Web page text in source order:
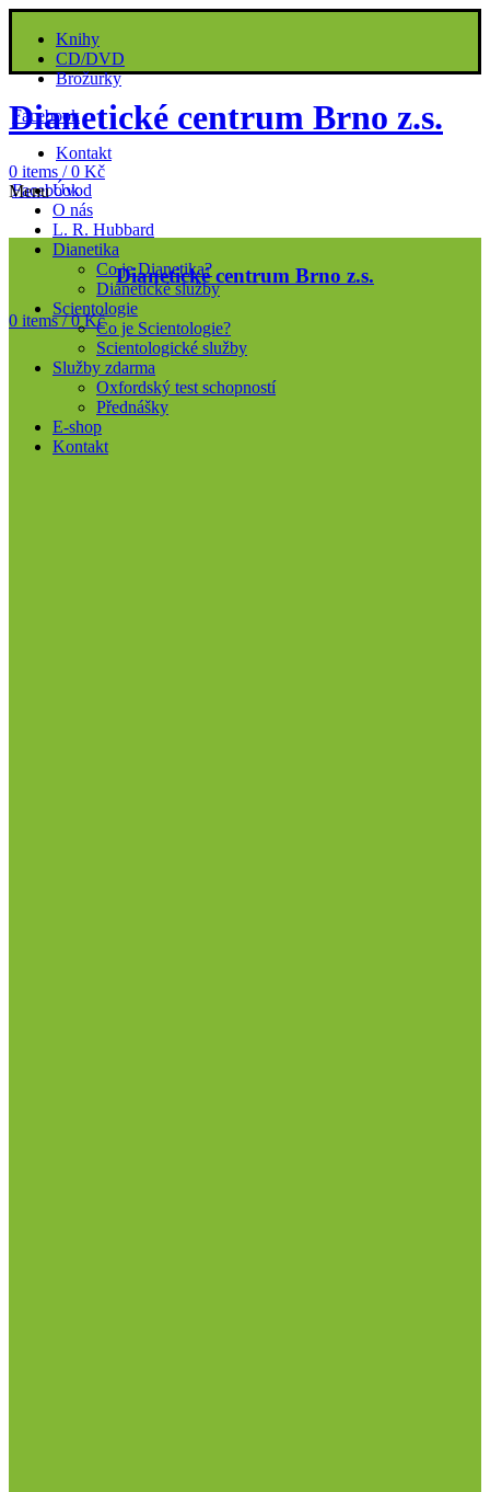
Knihy
CD/DVD
Brožurky
Facebook
Kontakt
Facebook
Dianetické centrum Brno z.s.
0 items / 0 Kč
Menu
Dianetické centrum Brno z.s.
0 items / 0Kč
Úvod
O nás
L. R. Hubbard
Dianetika
Co je Dianetika?
Dianetické služby
Scientologie
Co je Scientologie?
Scientologické služby
Služby zdarma
Oxfordský test schopností
Přednášky
E-shop
Kontakt